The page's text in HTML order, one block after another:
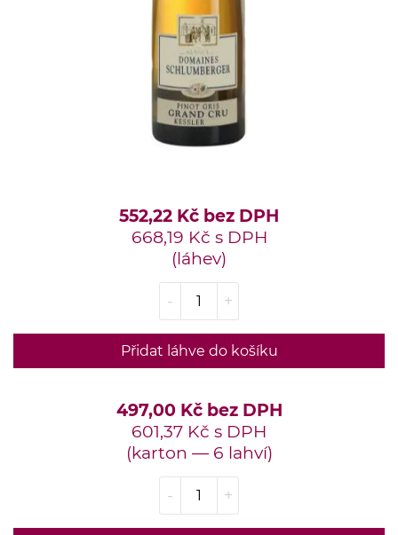
552,22 Kč bez DPH
668,19 Kč s DPH
(láhev)
- +
Přidat láhve do košíku
497,00 Kč bez DPH
601,37 Kč s DPH
(karton — 6 lahví)
- +